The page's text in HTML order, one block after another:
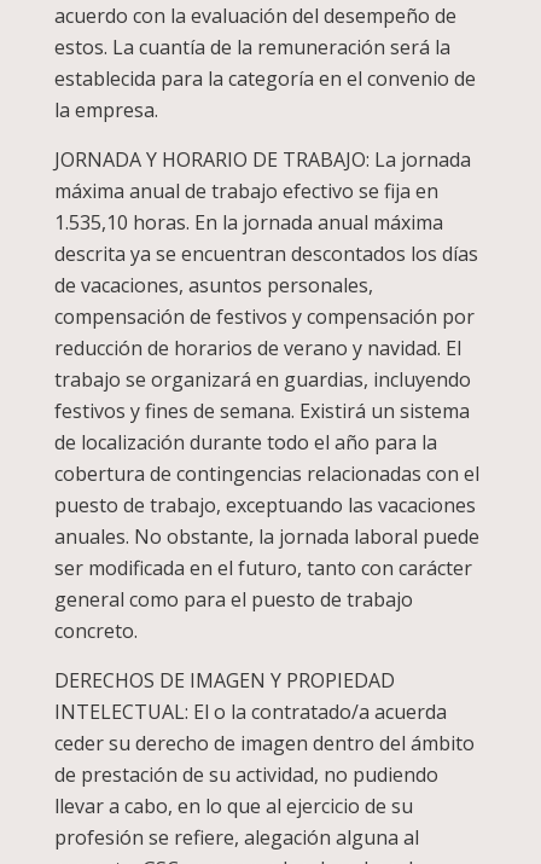
acuerdo con la evaluación del desempeño de
estos. La cuantía de la remuneración será la
establecida para la categoría en el convenio de
la empresa.
JORNADA Y HORARIO DE TRABAJO: La jornada
máxima anual de trabajo efectivo se fija en
1.535,10 horas. En la jornada anual máxima
descrita ya se encuentran descontados los días
de vacaciones, asuntos personales,
compensación de festivos y compensación por
reducción de horarios de verano y navidad. El
trabajo se organizará en guardias, incluyendo
festivos y fines de semana. Existirá un sistema
de localización durante todo el año para la
cobertura de contingencias relacionadas con el
puesto de trabajo, exceptuando las vacaciones
anuales. No obstante, la jornada laboral puede
ser modificada en el futuro, tanto con carácter
general como para el puesto de trabajo
concreto.
DERECHOS DE IMAGEN Y PROPIEDAD
INTELECTUAL: El o la contratado/a acuerda
ceder su derecho de imagen dentro del ámbito
de prestación de su actividad, no pudiendo
llevar a cabo, en lo que al ejercicio de su
profesión se refiere, alegación alguna al